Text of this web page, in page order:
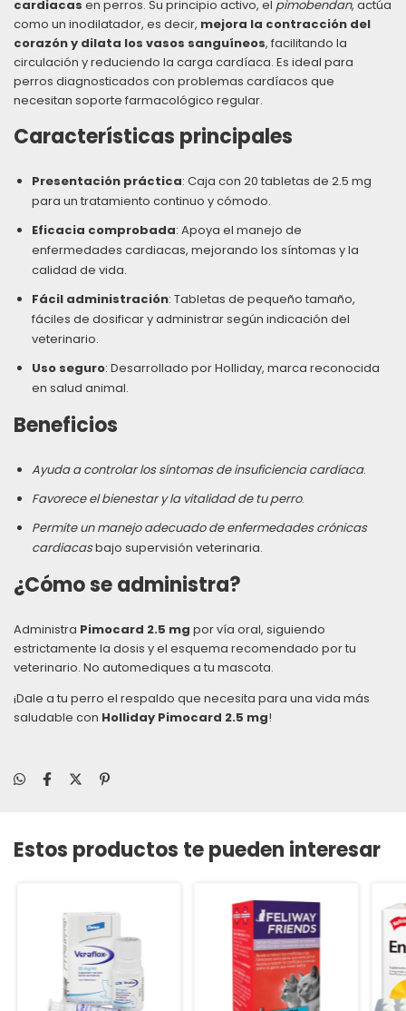
cardiacas en perros. Su principio activo, el pimobendan, actúa
como un inodilatador, es decir, mejora la contracción del
corazón y dilata los vasos sanguíneos, facilitando la
circulación y reduciendo la carga cardíaca. Es ideal para
perros diagnosticados con problemas cardíacos que
necesitan soporte farmacológico regular.
Características principales
Presentación práctica: Caja con 20 tabletas de 2.5 mg
para un tratamiento continuo y cómodo.
Eficacia comprobada: Apoya el manejo de
enfermedades cardiacas, mejorando los síntomas y la
calidad de vida.
Fácil administración: Tabletas de pequeño tamaño,
fáciles de dosificar y administrar según indicación del
veterinario.
Uso seguro: Desarrollado por Holliday, marca reconocida
en salud animal.
Beneficios
Ayuda a controlar los síntomas de insuficiencia cardíaca.
Favorece el bienestar y la vitalidad de tu perro.
Permite un manejo adecuado de enfermedades crónicas
cardiacasbajo supervisión veterinaria.
¿Cómo se administra?
Administra Pimocard 2.5 mg por vía oral, siguiendo
estrictamente la dosis y el esquema recomendado por tu
veterinario. No automediques a tu mascota.
¡Dale a tu perro el respaldo que necesita para una vida más
saludable con Holliday Pimocard 2.5 mg!
Estos productos te pueden interesar